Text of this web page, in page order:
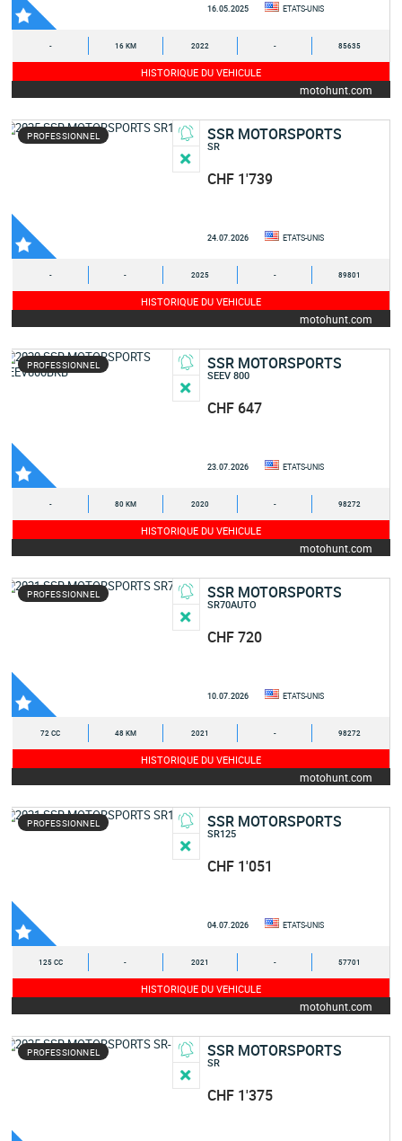
16.05.2025 ETATS-UNIS
- 16 KM 2022 - 85635
HISTORIQUE DU VEHICULE
motohunt.com
PROFESSIONNEL SSR MOTORSPORTS
SR
CHF 1'739
24.07.2026 ETATS-UNIS
- - 2025 - 89801
HISTORIQUE DU VEHICULE
motohunt.com
PROFESSIONNEL SSR MOTORSPORTS
SEEV 800
CHF 647
23.07.2026 ETATS-UNIS
- 80 KM 2020 - 98272
HISTORIQUE DU VEHICULE
motohunt.com
PROFESSIONNEL SSR MOTORSPORTS
SR70AUTO
CHF 720
10.07.2026 ETATS-UNIS
72 CC 48 KM 2021 - 98272
HISTORIQUE DU VEHICULE
motohunt.com
PROFESSIONNEL SSR MOTORSPORTS
SR125
CHF 1'051
04.07.2026 ETATS-UNIS
125 CC - 2021 - 57701
HISTORIQUE DU VEHICULE
motohunt.com
PROFESSIONNEL SSR MOTORSPORTS
SR
CHF 1'375